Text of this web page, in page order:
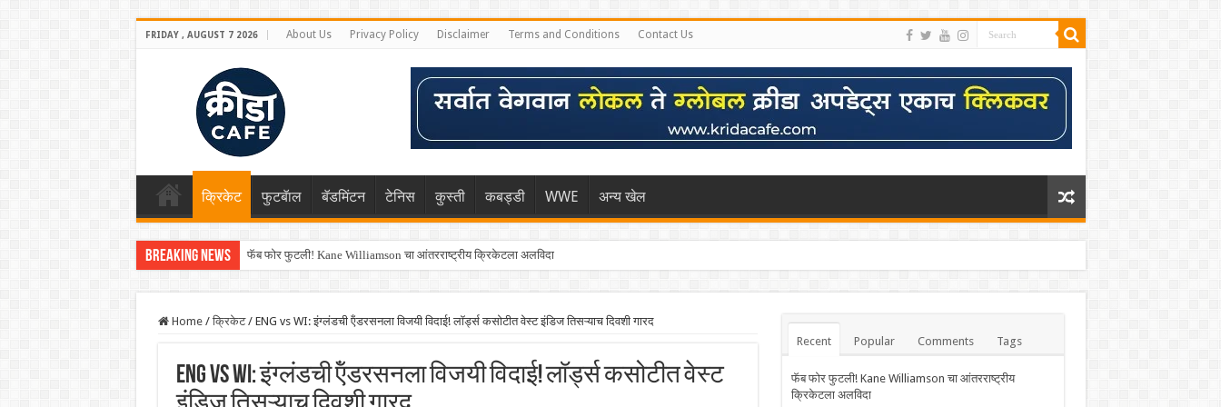
FRIDAY , AUGUST 7 2026 About Us Privacy Policy Disclaimer Terms and Conditions Contact Us
क्रिकेट फुटबॅाल बॅडमिंटन टेनिस कुस्ती कबड्डी WWE अन्य खेल
Breaking News फॅब फोर फुटली! Kane Williamson चा आंतरराष्ट्रीय क्रिकेटला अलविदा
Home / क्रिकेट / ENG vs WI: इंग्लंडची ऍंडरसनला विजयी विदाई! लॉर्ड्स कसोटीत वेस्ट इंडिज तिसऱ्याच दिवशी गारद
ENG vs WI: इंग्लंडची ऍंडरसनला विजयी विदाई! लॉर्ड्स कसोटीत वेस्ट
Recent Popular Comments Tags
फॅब फोर फुटली! Kane Williamson चा आंतरराष्ट्रीय
क्रिकेटला अलविदा